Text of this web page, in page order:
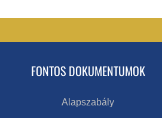
FONTOS DOKUMENTUMOK
Alapszabály